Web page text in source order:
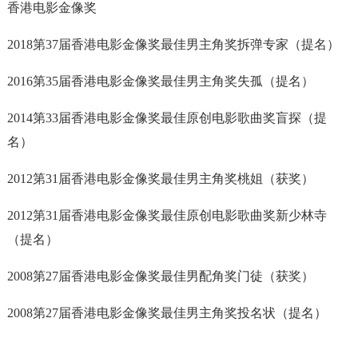
香港电影金像奖
2018第37届香港电影金像奖最佳男主角奖拆弹专家（提名）
2016第35届香港电影金像奖最佳男主角奖失孤（提名）
2014第33届香港电影金像奖最佳原创电影歌曲奖盲探（提
名）
2012第31届香港电影金像奖最佳男主角奖桃姐（获奖）
2012第31届香港电影金像奖最佳原创电影歌曲奖新少林寺
（提名）
2008第27届香港电影金像奖最佳男配角奖门徒（获奖）
2008第27届香港电影金像奖最佳男主角奖投名状（提名）